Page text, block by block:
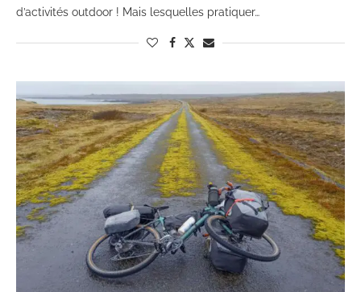
d’activités outdoor ! Mais lesquelles pratiquer…